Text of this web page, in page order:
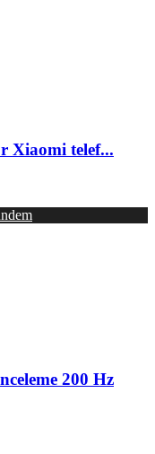
Xiaomi telef...
200 Hz